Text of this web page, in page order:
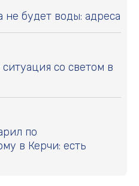
не будет воды: адреса
со светом в
по
в Керчи: есть